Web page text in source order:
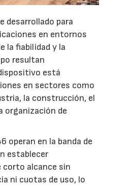
desarrollado para
en entornos
la fiabilidad y la
resultan
está
en sectores como
la construcción, el
organización de
operan en la banda de
establecer
corto alcance sin
ni cuotas de uso, lo